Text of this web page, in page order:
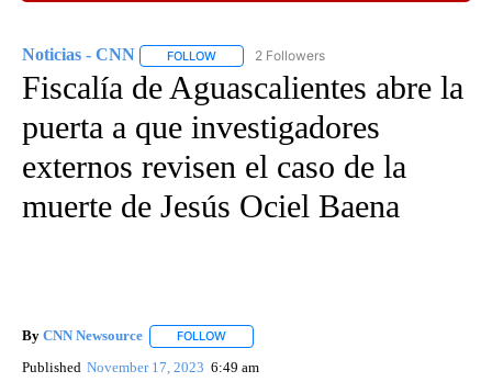
Noticias - CNN FOLLOW FOLLOW "NOTICIAS - CNN" TO RECEIVE
2 Followers
Fiscalía de Aguascalientes abre la
puerta a que investigadores
externos revisen el caso de la
muerte de Jesús Ociel Baena
By CNN Newsource FOLLOW
Published November 17, 2023 6:49 am